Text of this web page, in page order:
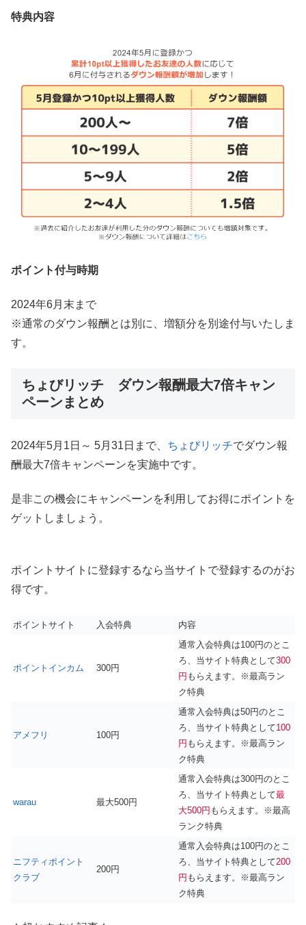
特典内容
ポイント付与時期
2024年6月末まで
※通常のダウン報酬とは別に、増額分を別途付与いたしま
す。
ちょびリッチ ダウン報酬最大7倍キャン
ペーンまとめ
2024年5月1日～ 5月31日まで、 ちょびリッチでダウン報
酬最大7倍キャンペーンを実施中です。
是非この機会にキャンペーンを利用してお得にポイントを
ゲットしましょう。
ポイントサイトに登録するなら当サイトで登録するのがお
得です。
ポイントサイト 入会特典 内容
ポイントインカム 300円
通常入会特典は100円のとこ
ろ、当サイト特典として300
円 もらえます。※最高ラン
ク特典
アメフリ 100円
通常入会特典は50円のとこ
ろ、当サイト特典として100
円 もらえます。※最高ラン
ク特典
warau 最大500円
通常入会特典は300円のとこ
ろ、当サイト特典として最
大500円 もらえます。※最高
ランク特典
ニフティポイント
クラブ
200円
通常入会特典は100円のとこ
ろ、当サイト特典として200
円 もらえます。※最高ラン
ク特典